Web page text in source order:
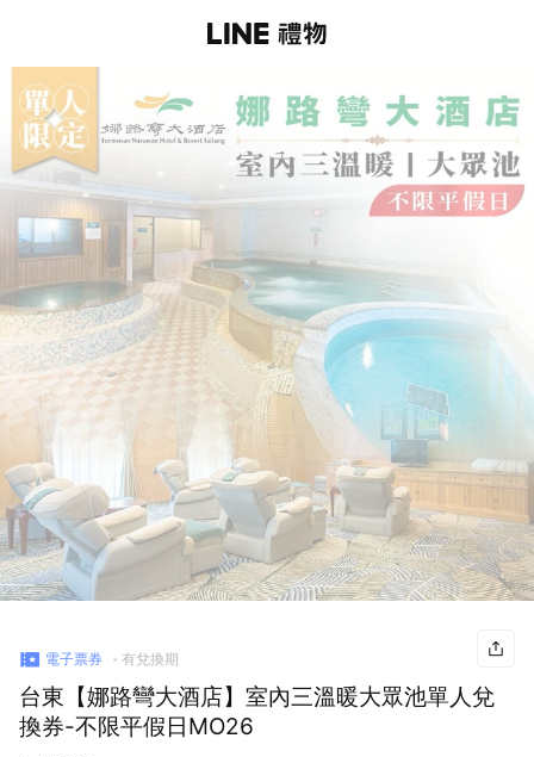
電子票券 有兌換期
台東【娜路彎大酒店】室內三溫暖大眾池單人兌
換券-不限平假日MO26